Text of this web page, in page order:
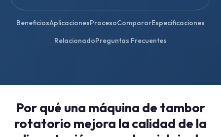
BeneficiosAplicacionesProcesoCompararEspecificaciones
RelacionadoPreguntas Frecuentes
Por qué una máquina de tambor
rotatorio mejora la calidad de la